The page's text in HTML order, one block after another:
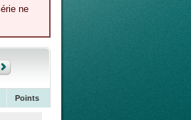
ne
Points